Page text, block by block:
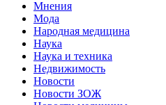
Мнения
Мода
Народная медицина
Наука
Наука и техника
Недвижимость
Новости
Новости ЗОЖ